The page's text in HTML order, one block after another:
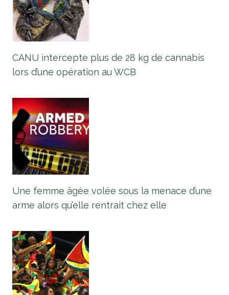
CANU intercepte plus de 28 kg de cannabis
lors d’une opération au WCB
Une femme âgée volée sous la menace d’une
arme alors qu’elle rentrait chez elle